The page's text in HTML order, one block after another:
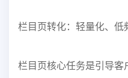
栏目页转化：轻量化、低
栏目页核心任务是引导客